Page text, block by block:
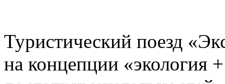
Туристический поезд
на концепции «экология